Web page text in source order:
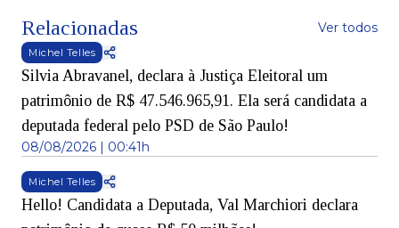
Relacionadas Ver todos
Michel Telles
Silvia Abravanel, declara à Justiça Eleitoral um
patrimônio de R$ 47.546.965,91. Ela será candidata a
deputada federal pelo PSD de São Paulo!
08/08/2026 | 00:41h
Michel Telles
Hello! Candidata a Deputada, Val Marchiori declara